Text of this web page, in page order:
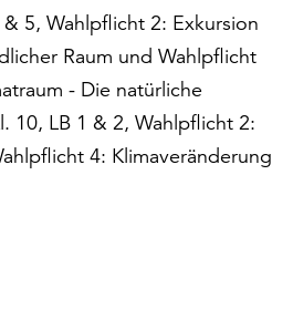
5, Wahlpflicht 2: Exkursion
Raum und Wahlpflicht
- Die natürliche
10, LB 1 & 2, Wahlpflicht 2:
4: Klimaveränderung